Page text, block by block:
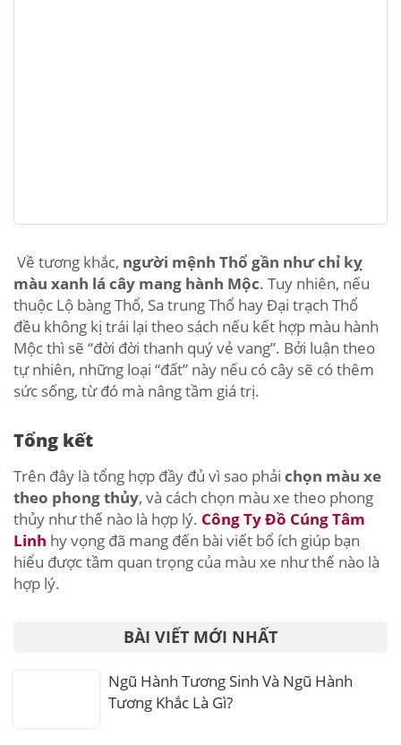
Về tương khắc, người mệnh Thổ gần như chỉ kỵ
màu xanh lá cây mang hành Mộc. Tuy nhiên, nếu
thuộc Lộ bàng Thổ, Sa trung Thổ hay Đại trạch Thổ
đều không kị trái lại theo sách nếu kết hợp màu hành
Mộc thì sẽ “đời đời thanh quý vẻ vang”. Bởi luận theo
tự nhiên, những loại “đất” này nếu có cây sẽ có thêm
sức sống, từ đó mà nâng tầm giá trị.
Tổng kết
Trên đây là tổng hợp đầy đủ vì sao phải chọn màu xe
theo phong thủy, và cách chọn màu xe theo phong
thủy như thế nào là hợp lý. Công Ty Đồ Cúng Tâm
Linh hy vọng đã mang đến bài viết bổ ích giúp bạn
hiểu được tầm quan trọng của màu xe như thế nào là
hợp lý.
BÀI VIẾT MỚI NHẤT
Ngũ Hành Tương Sinh Và Ngũ Hành
Tương Khắc Là Gì?